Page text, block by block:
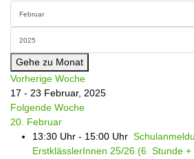
Gehe zu Monat
Vorherige Woche
17 - 23 Februar, 2025
Folgende Woche
20. Februar
13:30 Uhr - 15:00 Uhr
ErstklässlerInnen 25/26 (6. Stunde